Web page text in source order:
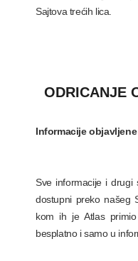
Sajtova trećih lica.
ODRICANJE
Informacije
Sve informacije i drugi
dostupni preko našeg
kom ih je Atlas primio
besplatno i samo u